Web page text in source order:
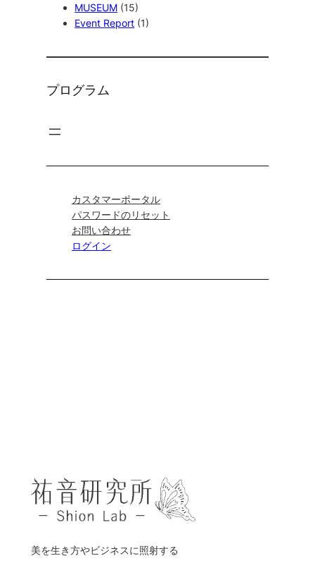
MUSEUM (15)
Event Report (1)
プログラム
カスタマーポータル
パスワードのリセット
お問い合わせ
ログイン
美を生き方やビジネスに照射する